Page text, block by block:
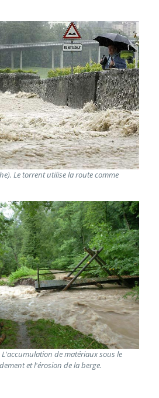
Le torrent utilise la route comme
de matériaux sous le
et l'érosion de la berge.